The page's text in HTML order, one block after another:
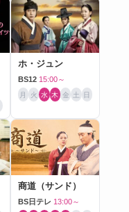
ホ・ジュン
BS12 15:00～
月 火 水 木 金 土 日
商道（サンド）
BS日テレ 13:00～